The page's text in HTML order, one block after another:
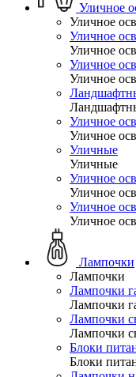
Уличное
Уличное
Уличное
Уличное
Уличное
Уличное
Уличное
Уличное
Уличные
Уличные
Уличное
Уличное
Уличное
Уличное
Лампочки
Лампочки
Лампочки
Лампочки
Лампочки
Лампочки
Блоки
Блоки